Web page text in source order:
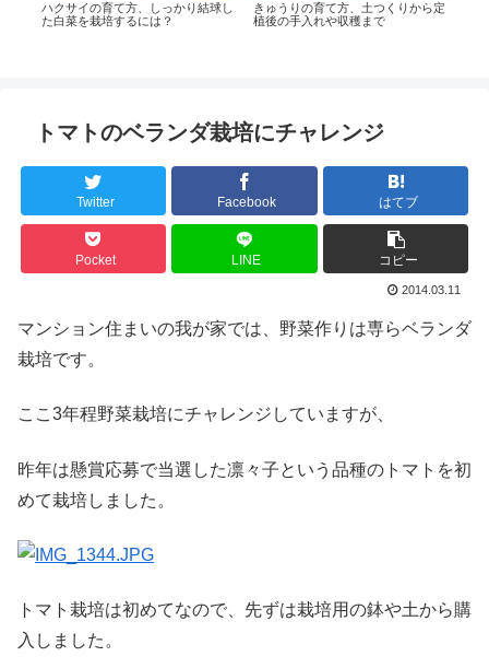
ハクサイの育て方、しっかり結球し
た白菜を栽培するには？
きゅうりの育て方、土つくりから定
植後の手入れや収穫まで
トマトのベランダ栽培にチャレンジ
Twitter Facebook はてブ
Pocket LINE コピー
2014.03.11
マンション住まいの我が家では、野菜作りは専らベランダ
栽培です。
ここ3年程野菜栽培にチャレンジしていますが、
昨年は懸賞応募で当選した凛々子という品種のトマトを初
めて栽培しました。
トマト栽培は初めてなので、先ずは栽培用の鉢や土から購
入しました。